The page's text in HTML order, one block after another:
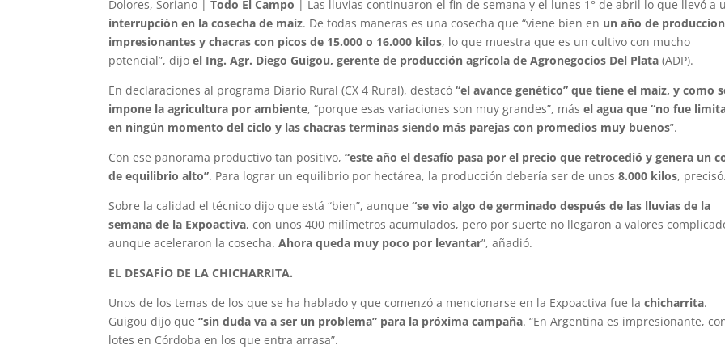
Dolores, Soriano |Todo El Campo | Las lluvias continuaron el fin de semana y el lunes 1° de abril lo que llevó a
interrupción en la cosecha de maíz. De todas maneras es una cosecha que “viene bien en un año de
impresionantes y chacras con picos de 15.000 o 16.000 kilos, lo que muestra que es un cultivo con mucho
potencial”, dijoel Ing. Agr. Diego Guigou, gerente de producción agrícola de Agronegocios Del Plata (ADP).
En declaraciones al programa Diario Rural (CX 4 Rural), destacó“el avance genético” que tiene el maíz, y como
impone la agricultura por ambiente, “porque esas variaciones son muy grandes”, másel agua que “no fue
en ningún momento del ciclo y las chacras terminas siendo más parejas con promedios muy buenos”.
Con ese panorama productivo tan positivo,“este año el desafío pasa por el precio que retrocedió y genera un
de equilibrio alto”. Para lograr un equilibrio por hectárea, la producción debería ser de unos8.000 kilos, precisó.
Sobre la calidad el técnico dijo que está “bien”, aunque“se vio algo de germinado después de las lluvias de la
semana de la Expoactiva, con unos 400 milímetros acumulados, pero por suerte no llegaron a valores
aunque aceleraron la cosecha.Ahora queda muy poco por levantar”, añadió.
EL DESAFÍO DE LA CHICHARRITA.
Unos de los temas de los que se ha hablado y que comenzó a mencionarse en la Expoactiva fue lachicharrita.
Guigou dijo que“sin duda va a ser un problema” para la próxima campaña. “En Argentina es impresionante,
lotes en Córdoba en los que entra arrasa”.